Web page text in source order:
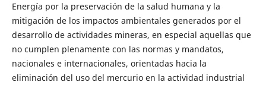
Energía por la preservación de la salud humana y la
mitigación de los impactos ambientales generados por el
desarrollo de actividades mineras, en especial aquellas que
no cumplen plenamente con las normas y mandatos,
nacionales e internacionales, orientadas hacia la
eliminación del uso del mercurio en la actividad industrial